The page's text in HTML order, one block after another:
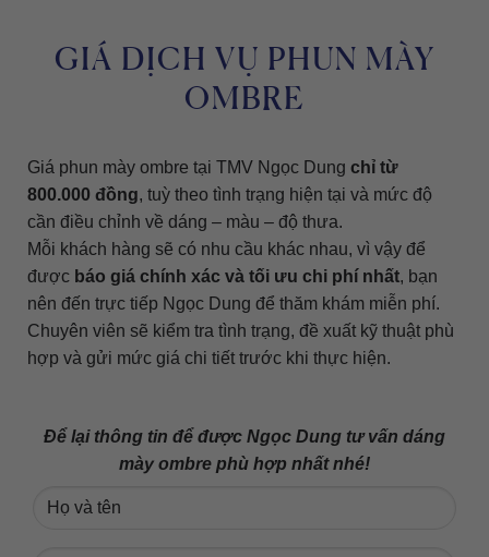
GIÁ DỊCH VỤ PHUN MÀY
OMBRE
Giá phun mày ombre tại TMV Ngọc Dung chỉ từ
800.000 đồng, tuỳ theo tình trạng hiện tại và mức độ
cần điều chỉnh về dáng – màu – độ thưa.
Mỗi khách hàng sẽ có nhu cầu khác nhau, vì vậy để
được báo giá chính xác và tối ưu chi phí nhất, bạn
nên đến trực tiếp Ngọc Dung để thăm khám miễn phí.
Chuyên viên sẽ kiểm tra tình trạng, đề xuất kỹ thuật phù
hợp và gửi mức giá chi tiết trước khi thực hiện.
Để lại thông tin để được Ngọc Dung tư vấn dáng
mày ombre phù hợp nhất nhé!